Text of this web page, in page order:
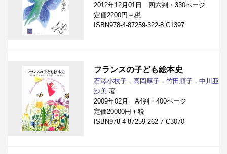
2012年12月01日 四六判・330ページ
定価2200円＋税
ISBN978-4-87259-322-8 C1397
フランスの子ども絵本史
石澤小枝子 ， 高岡厚子 ， 竹田順子 ， 中川亜
沙美 著
2009年02月 A4判・400ページ
定価20000円＋税
ISBN978-4-87259-262-7 C3070